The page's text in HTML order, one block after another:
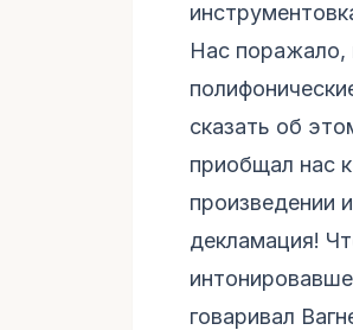
Нас поражало,
сказать об
приобщал нас
произведении
декламация!
говаривал